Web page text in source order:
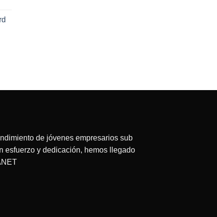
de jóvenes empresarios sub
esfuerzo y dedicación, hemos llegado